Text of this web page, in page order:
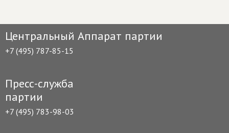
Центральный Аппарат партии
+7 (495) 787-85-15
Пресс-служба
партии
+7 (495) 783-98-03